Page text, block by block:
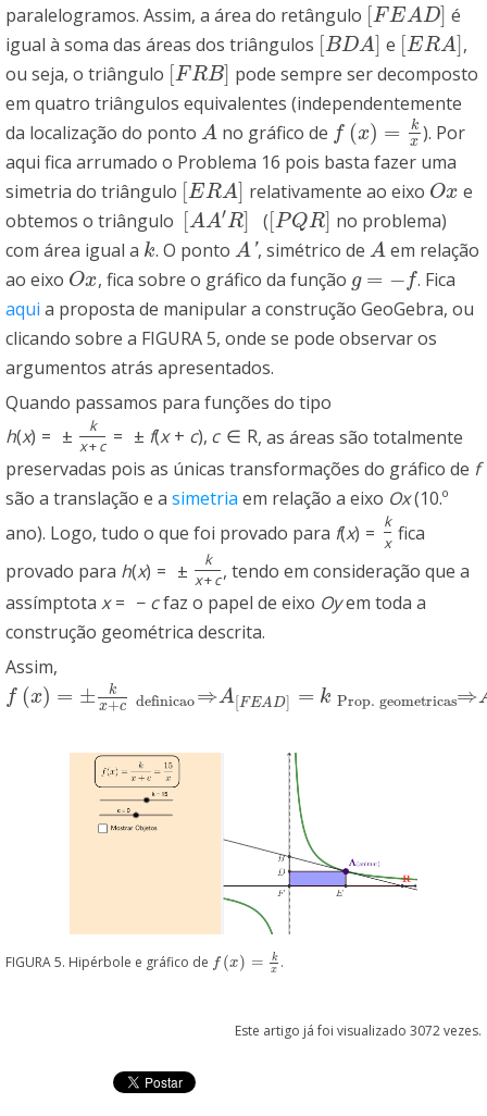
paralelogramos. Assim, a área do retângulo [ F EA D]
FEAD]
é
igual à soma das áreas dos triângulos [ BDA]
BDA] e [ E RA]
[ERA]
,
ou seja, o triângulo [ F RB]
FRB]
pode sempre ser decomposto
em quatro triângulos equivalentes (independentemente
da localização do ponto A
A no gráfico de f (x) =
k
x
f( x)=k x
). Por
aqui fica arrumado o Problema 16 pois basta fazer uma
simetria do triângulo [ E RA]
ERA] relativamente ao eixo Ox
Ox e
obtemos o triângulo [A A′ R]
AA′R] ([ PQ R]
[PQR]
no problema)
com área igual a k
k. O ponto A'
A′ , simétrico de A
A em relação
ao eixo Ox
Ox , fica sobre o gráfico da função g = − f
g=−f
. Fica
aqui a proposta de manipular a construção GeoGebra, ou
clicando sobre a FIGURA 5, onde se pode observar os
argumentos atrás apresentados.
Quando passamos para funções do tipo
h(x) = ±
k
x+c = ± f(x + c), c ∈ R, as áreas são totalmente
preservadas pois as únicas transformações do gráfico de f
são a translação e a simetria em relação a eixo Ox(10.º
ano). Logo, tudo o que foi provado para f(x) = k
x fica
provado para h(x) = ±
k
x+c, tendo em consideração que a
assímptota x = − cfaz o papel de eixo Oyem toda a
construção geométrica descrita.
Assim,
f (x) = ±
k
x+c definicao⇒A[FEAD] = k Prop. geometricas⇒
f( x)=± kx+cdefinicao⇒A[FEAD]=kProp. geometricas⇒AAA'R=
FIGURA 5. Hipérbole e gráfico de f (x) =
k
x
f(x)=k .
Este artigo já foi visualizado 3072 vezes.